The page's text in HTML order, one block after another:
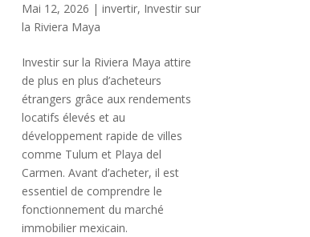
Mai 12, 2026 |invertir, Investir sur
la Riviera Maya
Investir sur la Riviera Maya attire
de plus en plus d’acheteurs
étrangers grâce aux rendements
locatifs élevés et au
développement rapide de villes
comme Tulum et Playa del
Carmen. Avant d’acheter, il est
essentiel de comprendre le
fonctionnement du marché
immobilier mexicain.